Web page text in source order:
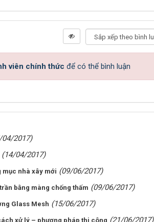
viên chính thức để có thể bình luận
04/2017)
(14/04/2017)
mục nhà xây mới (09/06/2017)
bằng màng chống thấm (09/06/2017)
Glass Mesh (15/06/2017)
xử lý – phương pháp thi công (21/06/2017)